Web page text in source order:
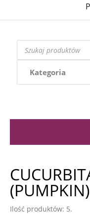
Wyszukiwarka
produktów
Ilość produktów: 5.